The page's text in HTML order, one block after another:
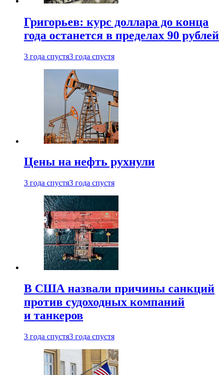
Григорьев: курс доллара до конца
года останется в пределах 90 рублей
3 года спустя3 года спустя
Цены на нефть рухнули
3 года спустя3 года спустя
В США назвали причины санкций
против судоходных компаний
и танкеров
3 года спустя3 года спустя